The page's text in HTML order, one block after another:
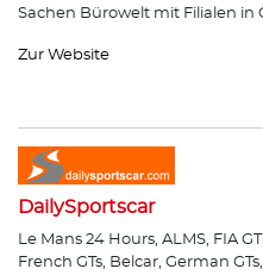
Sachen Bürowelt mit Filialen in
Zur Website
DailySportscar
Le Mans 24 Hours, ALMS, FIA
French GTs, Belcar, German